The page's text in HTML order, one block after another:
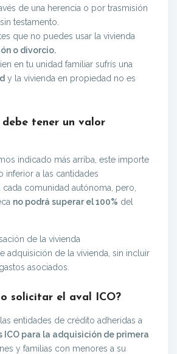
de una herencia o por trasmisión
testamento.
que no puedes usar la vivienda
o divorcio.
en tu unidad familiar sufrís una
y la vivienda en propiedad no es
tener un valor
indicado más arriba, este importe
inferior a las cantidades
cada comunidad autónoma, pero,
no podrá superar el 100% del
de la vivienda
adquisición de la vivienda, sin incluir
asociados.
solicitar el aval ICO?
entidades de crédito adheridas a
ICO para la adquisición de primera
y familias con menores a su